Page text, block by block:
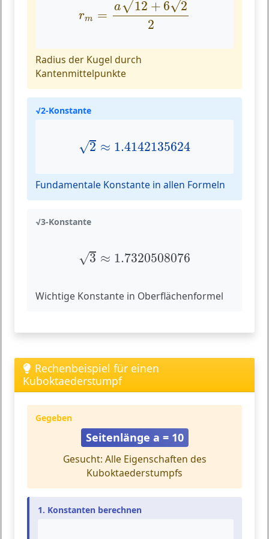
rm =
a√12 + 6√2
2
Radius der Kugel durch
Kantenmittelpunkte
√2-Konstante
√2 ≈ 1.4142135624
2≈ 1.4142135624
Fundamentale Konstante in allen Formeln
√3-Konstante
√3 ≈ 1.7320508076
3≈ 1.7320508076
Wichtige Konstante in Oberflächenformel
Rechenbeispiel für einen
Kuboktaederstumpf
Gegeben
Seitenlänge a = 10
Gesucht: Alle Eigenschaften des
Kuboktaederstumpfs
1. Konstanten berechnen